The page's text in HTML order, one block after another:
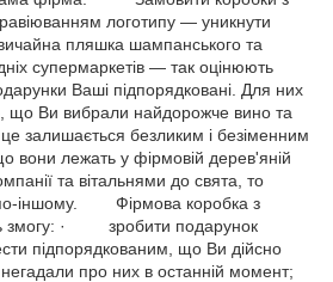
логотипу — уникнути
пляшка шампанського та
супермаркетів — так оцінюють
Ваші підпорядковані. Для них
що Ви вибрали найдорожче вино та
залишається безликим і безіменним
вони лежать у фірмовій дерев'яній
та вітальнями до свята, то
по-іншому. Фірмова коробка з
змогу: · зробити подарунок
підпорядкованим, що Ви дійсно
про них в останній момент;